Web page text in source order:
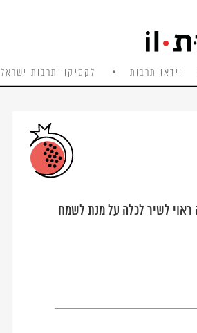
וידאו תרבות לקסיקון תרבות ישראל
לשיר לכלה על מנת לשמח